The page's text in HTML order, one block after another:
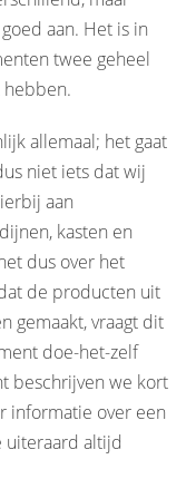
aan. Het is in
twee geheel
hebben.
allemaal; het gaat
niet iets dat wij
aan
kasten en
dus over het
de producten uit
gemaakt, vraagt dit
doe-het-zelf
beschrijven we kort
informatie over een
uiteraard altijd